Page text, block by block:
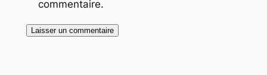
commentaire.